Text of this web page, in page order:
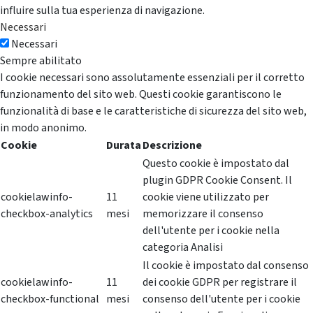
influire sulla tua esperienza di navigazione.
Necessari
Necessari
Sempre abilitato
I cookie necessari sono assolutamente essenziali per il corretto
funzionamento del sito web. Questi cookie garantiscono le
funzionalità di base e le caratteristiche di sicurezza del sito web,
in modo anonimo.
Cookie
DurataDescrizione
cookielawinfo-
checkbox-analytics
11
mesi
Questo cookie è impostato dal
plugin GDPR Cookie Consent. Il
cookie viene utilizzato per
memorizzare il consenso
dell'utente per i cookie nella
categoria Analisi
cookielawinfo-
checkbox-functional
11
mesi
Il cookie è impostato dal consenso
dei cookie GDPR per registrare il
consenso dell'utente per i cookie